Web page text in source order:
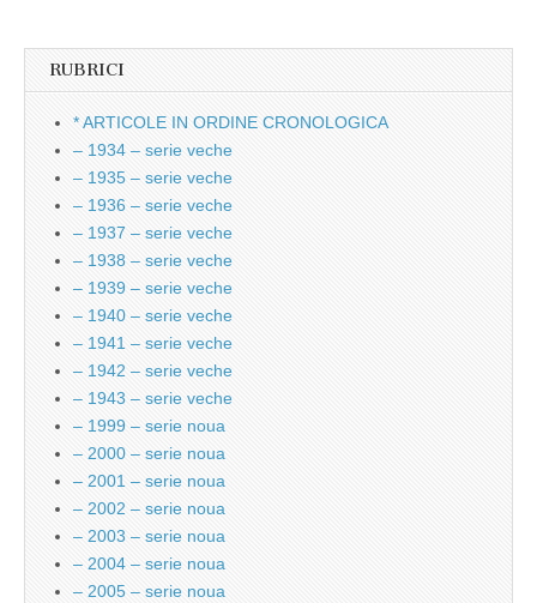
RUBRICI
* ARTICOLE IN ORDINE CRONOLOGICA
– 1934 – serie veche
– 1935 – serie veche
– 1936 – serie veche
– 1937 – serie veche
– 1938 – serie veche
– 1939 – serie veche
– 1940 – serie veche
– 1941 – serie veche
– 1942 – serie veche
– 1943 – serie veche
– 1999 – serie noua
– 2000 – serie noua
– 2001 – serie noua
– 2002 – serie noua
– 2003 – serie noua
– 2004 – serie noua
– 2005 – serie noua